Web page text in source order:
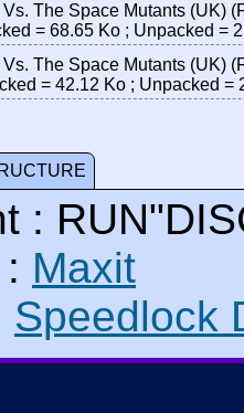
The Space Mutants (UK)
= 68.65 Ko ; Unpacked =
The Space Mutants (UK)
= 42.12 Ko ; Unpacked =
:
Maxit
Speedlock